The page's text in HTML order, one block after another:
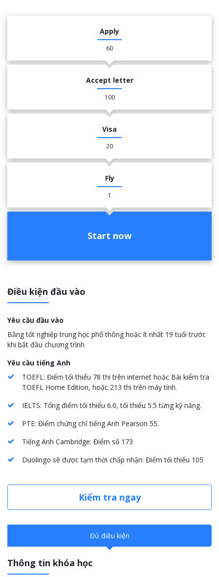
Apply
60
Accept letter
100
Visa
20
Fly
1
Start now
Điều kiện đầu vào
Yêu cầu đầu vào
Bằng tốt nghiệp trung học phổ thông hoặc ít nhất 19 tuổi trước
khi bắt đầu chương trình
Yêu cầu tiếng Anh
TOEFL: Điểm tối thiểu 78 thi trên internet hoặc Bài kiểm tra
TOEFL Home Edition, hoặc 213 thi trên máy tính.
IELTS: Tổng điểm tối thiểu 6.0, tối thiểu 5.5 từng kỹ năng.
PTE: Điểm chứng chỉ tiếng Anh Pearson 55.
Tiếng Anh Cambridge: Điểm số 173
Duolingo sẽ được tạm thời chấp nhận: Điểm tối thiểu 105
Kiểm tra ngay
Đủ điều kiện
Thông tin khóa học